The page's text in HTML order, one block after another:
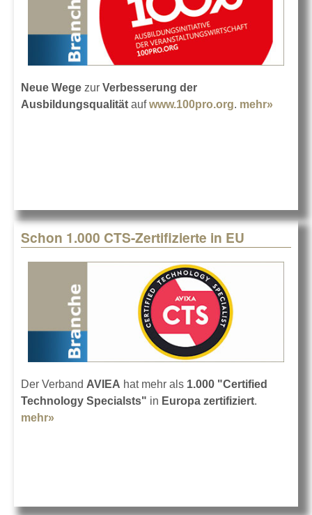
Neue Wege zur Verbesserung der
Ausbildungsqualität aufwww.100pro.org. mehr»
Schon 1.000 CTS-Zertifizierte in EU
Der Verband AVIEA hat mehr als 1.000 "Certified
Technology Specialsts" in Europa zertifiziert.
mehr»